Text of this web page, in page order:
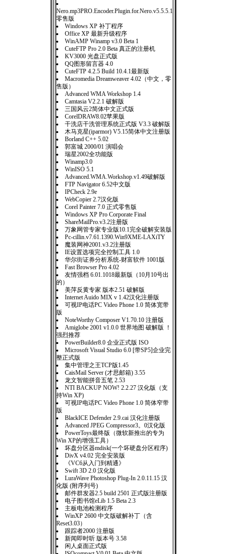
Nero.mp3PRO.Encoder.Plugin.for.Nero.v5.5.5.1
零售版
Windows XP 补丁程序
Office XP 最新升级程序
WinAMP Winamp v3.0 Beta 1
CuteFTP Pro 2.0 Beta 真正的注册机
KV3000 光盘正式版
QQ图形留言器 4.0
CuteFTP 4.2.5 Build 10.4.1最新版
Macromedia Dreamweaver 4.02（中文，零
售版）
Advanced WMA Workshop 1.4
Camtasia V2.2.1 破解版
三国风云2简体中文正式版
CorelDRAW8.02苹果版
干洗店干洗管理系统正式版 V3.3 破解版
木马克星(iparmor) V5.15简体中文注册版
Borland C++ 5.02
郭富城 2000/01 演唱会
瑞星2002全功能版
Winamp3.0
WinISO 5.1
Advanced.WMA.Workshop.v1.49破解版
FTP Navigator 6.52中文版
IPCheck 2.9e
WebCopier 2.7汉化版
Corel Painter 7.0 正式零售版
Windows XP Pro Corporate Final
ShareMailPro.v3.2注册版
万象网管专家专业版10.1完全破解安装版
Pc-cillin.v7.61.1390.Win9XME-LAXiTY
魔装网神2001.v3.2注册版
IE设置选项完全控制工具 1.0
华尔街证券分析系统-财富软件 1001版
Fast Browser Pro 4.02
友情强档 6.01.1018最新版（10月10号出
的）
美萍反黄专家 版本2.51 破解版
Internet Auido MIX v 1.42汉化注册版
可视IP电话PC Video Phone 1.0 简体宽带
版
NoteWorthy Composer V1.70.10 注册版
Amiglobe 2001 v1.0.0 世界地图 破解版 ！
强烈推荐
PowerBuilder8.0 企业正式版 ISO
Microsoft Visual Studio 6.0 [带SP5]企业完
整正式版
集中管理之王TCP版1.45
CaisMail Server (才思邮箱) 3.55
龙文智能拼音五笔 2.53
NTI BACKUP NOW! 2.2.27 汉化版（支
持Win XP)
可视IP电话PC Video Phone 1.0 简体窄带
版
BlackICE Defender 2.9.cai 汉化注册版
Advanced JPEG Compressor3。0汉化版
PowerToys最终版（微软新推出的专为
Win XP的增强工具）
坏盘分区器mdisk(一个坏硬盘分区程序)
DivX v4.02 完全安装版
《VC6从入门到精通》
Swift 3D 2.0 汉化版
LuraWave Photoshop Plug-In 2.0.11.15 汉
化版 (附序列号)
邮件群发器2.5 build 2501 正式版注册版
电子图书馆eLib 1.5 Beta 2.3
主板电池检测程序
WinXP 2600 中文版破解补丁（含
Reset3.03）
跟踪者2000 注册版
新闻即时听 版本号 3.58
闲人桌面正式版